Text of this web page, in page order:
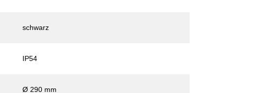
schwarz
IP54
Ø 290 mm